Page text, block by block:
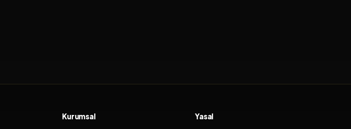
Kurumsal Yasal